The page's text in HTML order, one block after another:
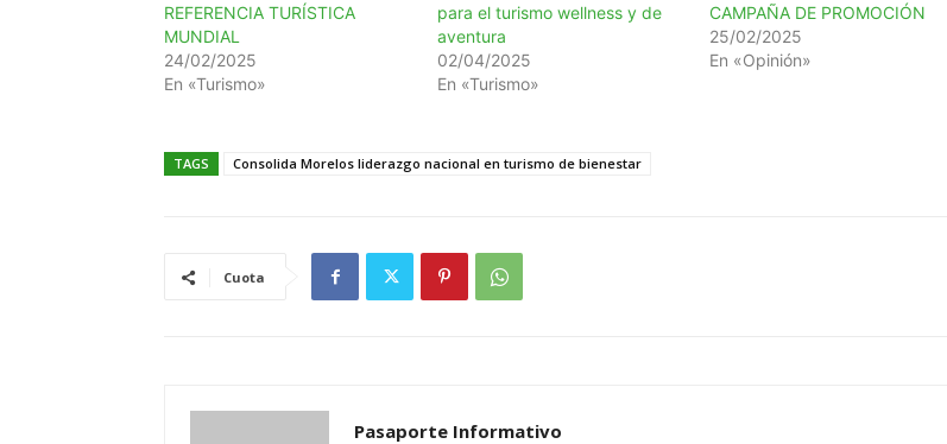
REFERENCIA TURÍSTICA
MUNDIAL
24/02/2025
En «Turismo»
para el turismo wellness y de
aventura
02/04/2025
En «Turismo»
CAMPAÑA DE PROMOCIÓN
25/02/2025
En «Opinión»
TAGS Consolida Morelos liderazgo nacional en turismo de bienestar
Cuota
Pasaporte Informativo